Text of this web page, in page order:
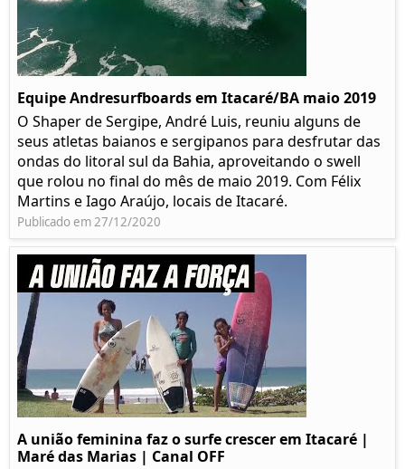
Equipe Andresurfboards em Itacaré/BA maio 2019
O Shaper de Sergipe, André Luis, reuniu alguns de
seus atletas baianos e sergipanos para desfrutar das
ondas do litoral sul da Bahia, aproveitando o swell
que rolou no final do mês de maio 2019. Com Félix
Martins e Iago Araújo, locais de Itacaré.
Publicado em 27/12/2020
A união feminina faz o surfe crescer em Itacaré |
Maré das Marias | Canal OFF